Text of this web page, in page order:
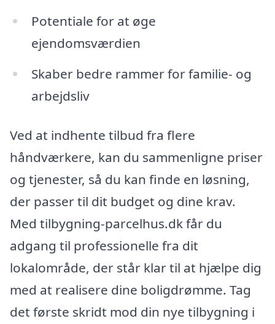
Potentiale for at øge
ejendomsværdien
Skaber bedre rammer for familie- og
arbejdsliv
Ved at indhente tilbud fra flere
håndværkere, kan du sammenligne priser
og tjenester, så du kan finde en løsning,
der passer til dit budget og dine krav.
Med tilbygning-parcelhus.dk får du
adgang til professionelle fra dit
lokalområde, der står klar til at hjælpe dig
med at realisere dine boligdrømme. Tag
det første skridt mod din nye tilbygning i